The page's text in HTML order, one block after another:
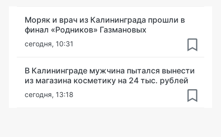
Моряк и врач из Калининграда прошли в
финал «Родников» Газмановых
сегодня, 10:31
В Калининграде мужчина пытался вынести
из магазина косметику на 24 тыс. рублей
сегодня, 13:18